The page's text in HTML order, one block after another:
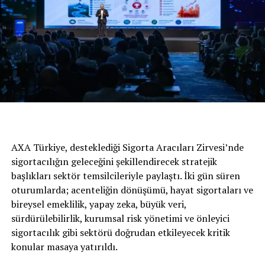
ulaşılabilecek video ve interaktif içerikler, bp’nin
‘emniyet, saygı, mükemmellik, cesaret ve tek ekip’
başlıklarından oluşan beş temel değeri çerçevesinde
oluşturulacak. bp’nin kurumsal tecrübesi ile hazırlanan,
21. yüzyılın gerektirdiği bilgi ve becerileri kapsayan bu
içerikler, finansal okuryazarlık, mülakat becerileri,
toplumsal cinsiyet eşitliği ve dijital yurttaşlık gibi
Alanında uzman konuk yazarların ve birbirinden
eğlenceli dünyalarıyla influencer’ların deneyim
paylaşımları da bu portalın sürprizlerinden.
bp Türkiye Kurumsal İletişim Müdürü Eda
Gökay: “Gençler için dijital kaynaklar artık
daha da büyük öneme sahip”
AXA Türkiye, desteklediği Sigorta Aracıları Zirvesi’nde
sigortacılığın geleceğini şekillendirecek stratejik
başlıkları sektör temsilcileriyle paylaştı. İki gün süren
oturumlarda; acenteliğin dönüşümü, hayat sigortaları ve
bireysel emeklilik, yapay zeka, büyük veri,
sürdürülebilirlik, kurumsal risk yönetimi ve önleyici
sigortacılık gibi sektörü doğrudan etkileyecek kritik
konular masaya yatırıldı.